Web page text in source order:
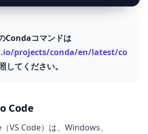
Condaコマンドは
projects/conda/en/latest/co
してください。
Code
VS Code）は、Windows、